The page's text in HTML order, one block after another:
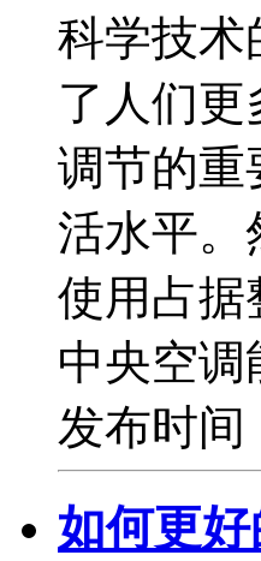
科学技术
了人们
调节的重
活水平。
使用占据
中央空调
发布时间
如何更